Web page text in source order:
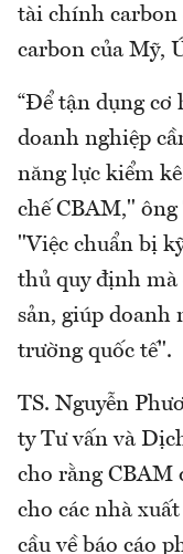
tài chính carbon
carbon của Mỹ,
“Để tận dụng
doanh nghiệp
năng lực kiểm
chế CBAM,"
"Việc chuẩn bị
thủ quy định
sản, giúp doanh
trường quốc tế".
TS. Nguyễn
ty Tư vấn và
cho rằng CBAM
cho các nhà
cầu về báo cáo